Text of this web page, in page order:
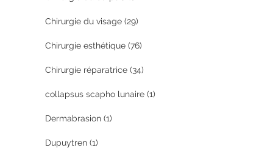
Chirurgie du visage (29)
Chirurgie esthétique (76)
Chirurgie réparatrice (34)
collapsus scapho lunaire (1)
Dermabrasion (1)
Dupuytren (1)